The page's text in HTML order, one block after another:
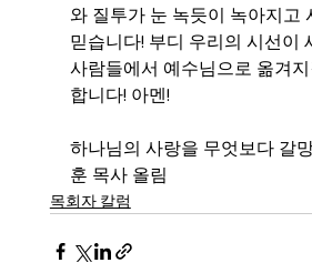
와 질투가 눈 녹듯이 녹아지고
믿습니다! 부디 우리의 시선이
사람들에서 예수님으로 옮겨
합니다! 아멘!
하나님의 사랑을 무엇보다 갈
훈 목사 올림
목회자 칼럼